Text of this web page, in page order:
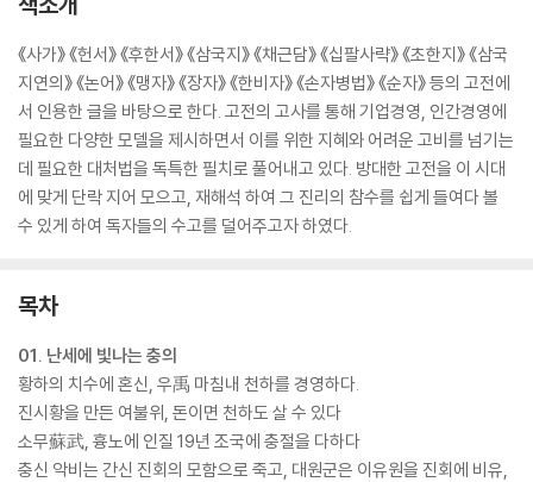
《사가》 《헌서》 《후한서》 《삼국지》 《채근담》 《십팔사략》 《초한지》 《삼국
지연의》 《논어》 《맹자》 《장자》 《한비자》 《손자병법》 《순자》 등의 고전에
서 인용한 글을 바탕으로 한다. 고전의 고사를 통해 기업경영, 인간경영에
필요한 다양한 모델을 제시하면서 이를 위한 지혜와 어려운 고비를 넘기는
데 필요한 대처법을 독특한 필치로 풀어내고 있다. 방대한 고전을 이 시대
에 맞게 단락 지어 모으고, 재해석 하여 그 진리의 참수를 쉽게 들여다 볼
수 있게 하여 독자들의 수고를 덜어주고자 하였다.
목차
01. 난세에 빛나는 충의
황하의 치수에 혼신, 우禹 마침내 천하를 경영하다.
진시황을 만든 여불위, 돈이면 천하도 살 수 있다
소무蘇武, 흉노에 인질 19년 조국에 충절을 다하다
충신 악비는 간신 진회의 모함으로 죽고, 대원군은 이유원을 진회에 비유,